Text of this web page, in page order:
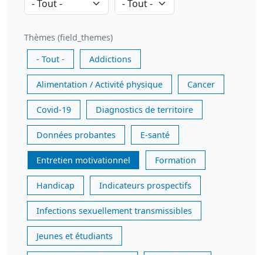
Thèmes (field_themes)
- Tout -
Addictions
Alimentation / Activité physique Cancer
Covid-19 Diagnostics de territoire
Données probantes E-santé
Entretien motivationnel Formation
Handicap Indicateurs prospectifs
Infections sexuellement transmissibles
Jeunes et étudiants